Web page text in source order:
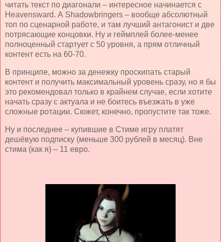
читать текст по диагонали – интересное начинается с
Heavensward. А Shadowbringers – вообще абсолютный
топ по сценарной работе, и там лучший антагонист и две
потрясающие концовки. Ну и геймплей более-менее
полноценный стартует с 50 уровня, а прям отличный
контент есть на 60-70.
В принципе, можно за денежку проскипать старый
контент и получить максимальный уровень сразу, но я бы
это рекомендовал только в крайнем случае, если хотите
начать сразу с актуала и не боитесь въезжать в уже
сложные ротации. Сюжет, конечно, пропустите так тоже.
Ну и последнее – купившие в Стиме игру платят
дешёвую подписку (меньше 300 рублей в месяц). Вне
стима (как я) – 11 евро.